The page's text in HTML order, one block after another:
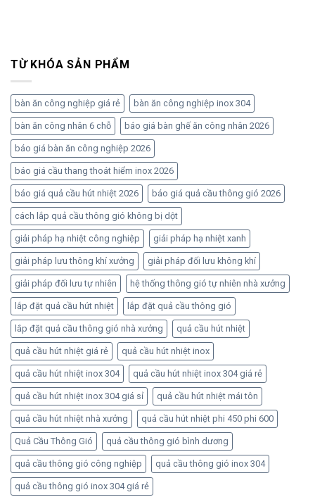
TỪ KHÓA SẢN PHẨM
bàn ăn công nghiệp giá rẻ bàn ăn công nghiệp inox 304
bàn ăn công nhân 6 chỗ báo giá bàn ghế ăn công nhân 2026
báo giá bàn ăn công nghiệp 2026
báo giá cầu thang thoát hiểm inox 2026
báo giá quả cầu hút nhiệt 2026 báo giá quả cầu thông gió 2026
cách lắp quả cầu thông gió không bị dột
giải pháp hạ nhiệt công nghiệp giải pháp hạ nhiệt xanh
giải pháp lưu thông khí xưởng giải pháp đối lưu không khí
giải pháp đối lưu tự nhiên hệ thống thông gió tự nhiên nhà xưởng
lắp đặt quả cầu hút nhiệt lắp đặt quả cầu thông gió
lắp đặt quả cầu thông gió nhà xưởng quả cầu hút nhiệt
quả cầu hút nhiệt giá rẻ quả cầu hút nhiệt inox
quả cầu hút nhiệt inox 304 quả cầu hút nhiệt inox 304 giá rẻ
quả cầu hút nhiệt inox 304 giá sỉ quả cầu hút nhiệt mái tôn
quả cầu hút nhiệt nhà xưởng quả cầu hút nhiệt phi 450 phi 600
Quả Cầu Thông Gió quả cầu thông gió bình dương
quả cầu thông gió công nghiệp quả cầu thông gió inox 304
quả cầu thông gió inox 304 giá rẻ